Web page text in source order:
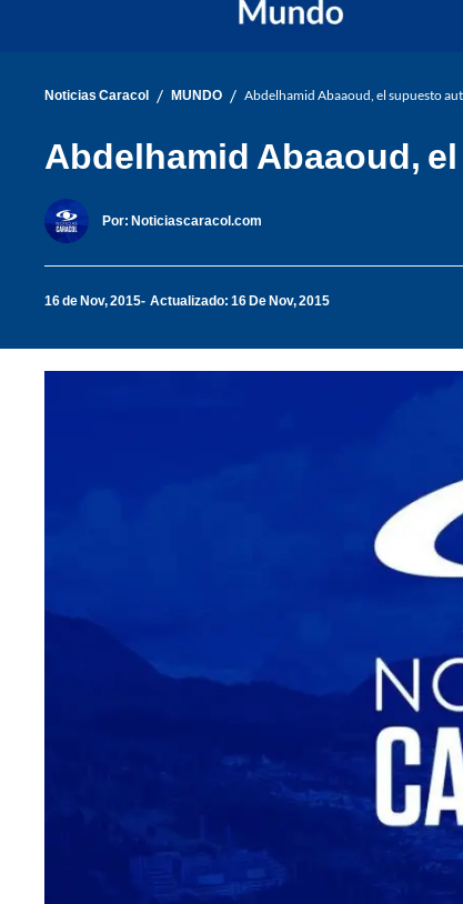
Noticias Caracol / MUNDO / Abdelhamid Abaaoud, el supuesto
Abdelhamid Abaaoud,
Por: Noticiascaracol.com
16 de Nov, 2015 Actualizado: 16 De Nov, 2015